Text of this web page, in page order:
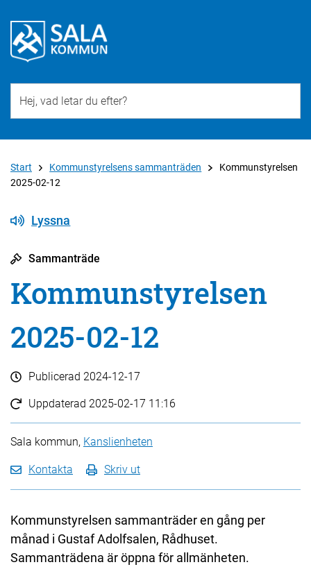
Start Kommunstyrelsens sammanträden
Kommunstyrelsen
2025-02-12
Lyssna
Sammanträde
Kommunstyrelsen
2025-02-12
Publicerad 2024-12-17
Uppdaterad 2025-02-17 11:16
Sala kommun, Kanslienheten
Kontakta Skriv ut
Kommunstyrelsen sammanträder en gång per
månad i Gustaf Adolfsalen, Rådhuset.
Sammanträdena är öppna för allmänheten.